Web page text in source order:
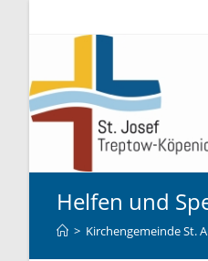
Helfen und
> Kirchengemeinde St.